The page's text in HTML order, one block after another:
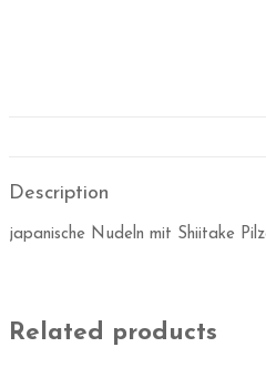
Description
japanische Nudeln mit Shiitake
Related products